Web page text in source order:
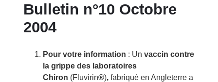
Bulletin n°10 Octobre
2004
Pour votre information : Un vaccin contre
la grippe des laboratoires
Chiron (Fluvirin®), fabriqué en Angleterre a